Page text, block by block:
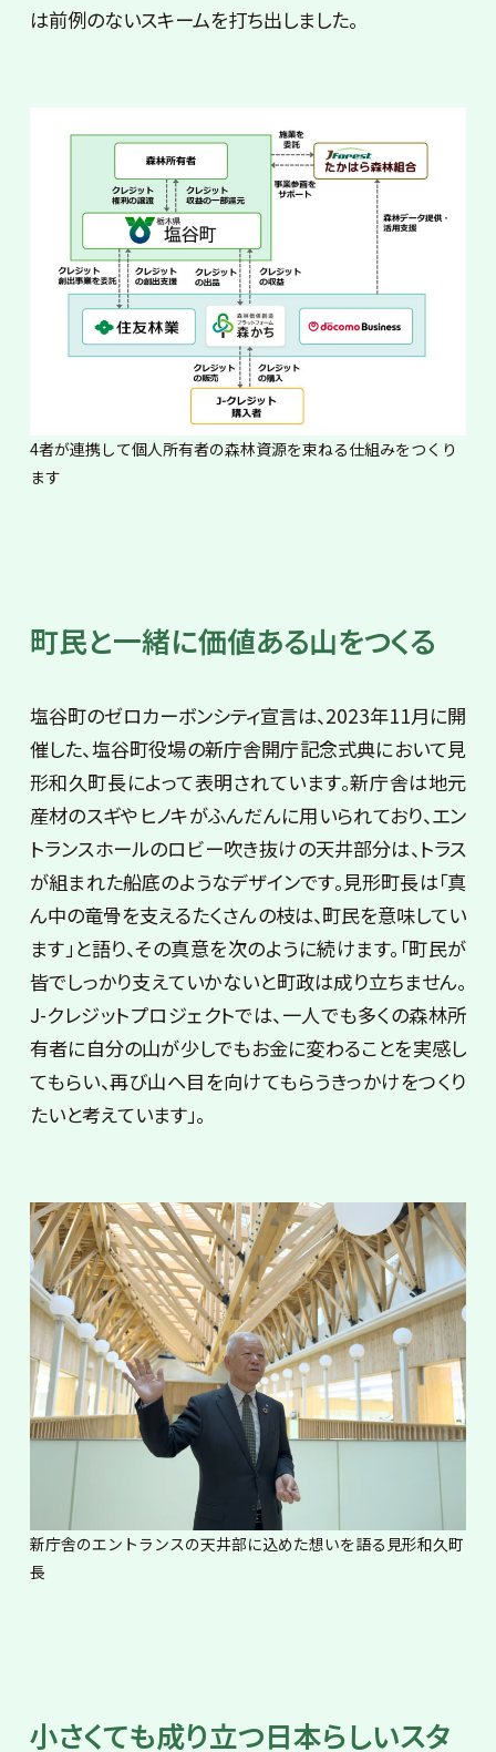
は前例のないスキームを打ち出しました。
4者が連携して個人所有者の森林資源を束ねる仕組みをつくり
ます
町民と一緒に価値ある山をつくる
塩谷町のゼロカーボンシティ宣言は、2023年11月に開
催した、塩谷町役場の新庁舎開庁記念式典において見
形和久町長によって表明されています。新庁舎は地元
産材のスギやヒノキがふんだんに用いられており、エン
トランスホールのロビー吹き抜けの天井部分は、トラス
が組まれた船底のようなデザインです。見形町長は「真
ん中の竜骨を支えるたくさんの枝は、町民を意味してい
ます」と語り、その真意を次のように続けます。「町民が
皆でしっかり支えていかないと町政は成り立ちません。
J-クレジットプロジェクトでは、一人でも多くの森林所
有者に自分の山が少しでもお金に変わることを実感し
てもらい、再び山へ目を向けてもらうきっかけをつくり
たいと考えています」。
新庁舎のエントランスの天井部に込めた想いを語る見形和久町
長
小さくても成り立つ日本らしいスタ